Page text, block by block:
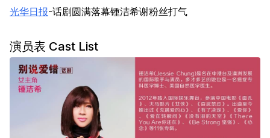
光华日报-话剧圆满落幕锺洁希谢粉丝打气
演员表 Cast List